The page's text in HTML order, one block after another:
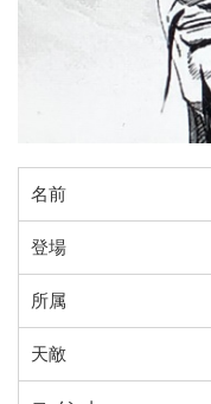
名前
登場
所属
天敵